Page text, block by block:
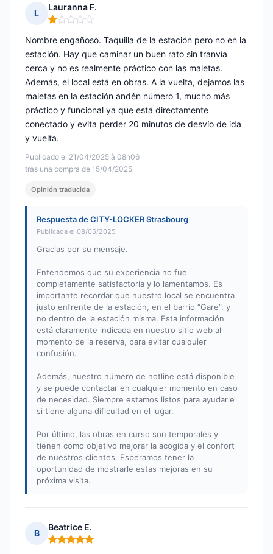
L
Lauranna F.
Nota: 1 de 5
Publicado el 21/04/2025 à 08h06
tras una compra de 15/04/2025
Nombre engañoso. Taquilla de la estación pero no en la
estación. Hay que caminar un buen rato sin tranvía
cerca y no es realmente práctico con las maletas.
Además, el local está en obras. A la vuelta, dejamos las
maletas en la estación andén número 1, mucho más
práctico y funcional ya que está directamente
conectado y evita perder 20 minutos de desvío de ida
y vuelta.
Opinión traducida
Respuesta de CITY-LOCKER Strasbourg
Publicada el 08/05/2025
Gracias por su mensaje.
Entendemos que su experiencia no fue
completamente satisfactoria y lo lamentamos. Es
importante recordar que nuestro local se encuentra
justo enfrente de la estación, en el barrio “Gare”, y
no dentro de la estación misma. Esta información
está claramente indicada en nuestro sitio web al
momento de la reserva, para evitar cualquier
confusión.
Además, nuestro número de hotline está disponible
y se puede contactar en cualquier momento en caso
de necesidad. Siempre estamos listos para ayudarle
si tiene alguna dificultad en el lugar.
Por último, las obras en curso son temporales y
tienen como objetivo mejorar la acogida y el confort
de nuestros clientes. Esperamos tener la
oportunidad de mostrarle estas mejoras en su
próxima visita.
B
Beatrice E.
Nota: 5 de 5